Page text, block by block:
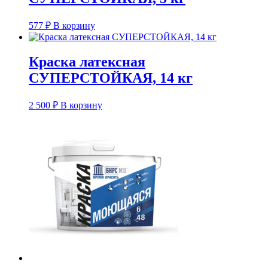
577 ₽ В корзину
Краска латексная
СУПЕРСТОЙКАЯ, 14 кг
2 500 ₽ В корзину